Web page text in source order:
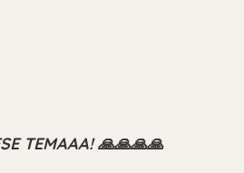
TEMAAA! 🙏🙏🙏🙏